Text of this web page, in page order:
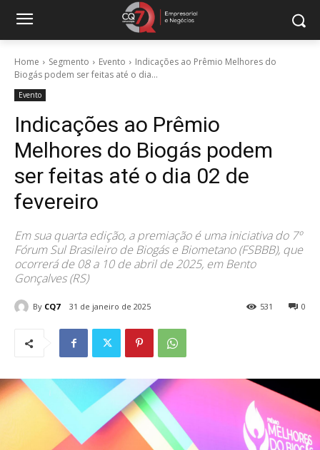
Home Segmento Evento
Indicações ao Prêmio Melhores do
Biogás podem ser feitas até o dia...
Evento
Indicações ao Prêmio
Melhores do Biogás podem
ser feitas até o dia 02 de
fevereiro
Em sua quarta edição, a premiação é uma iniciativa do 7º
Fórum Sul Brasileiro de Biogás e Biometano (FSBBB), que
ocorrerá de 08 a 10 de abril de 2025, em Bento
Gonçalves (RS)
By CQ7 31 de janeiro de 2025 0
531